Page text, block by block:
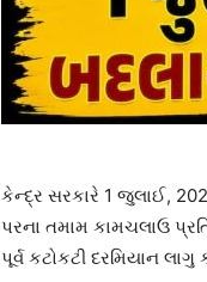
કેન્દ્ર સરકારે 1 જુલાઈ,
પરના તમામ કામચલાઉ
પૂર્વ કટોકટી દરમિયાન